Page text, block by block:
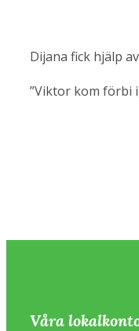
Dijana fick hjälp
”Viktor kom förbi
Våra